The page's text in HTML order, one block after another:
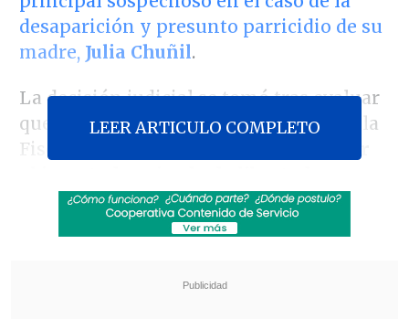
desaparición y presunto parricidio de su
madre, Julia Chuñil.
La decisión judicial se tomó tras evaluar
que los antecedentes presentados por la
Fiscalía son suficientes para
mientras se agotan los plazos de la
investigación
LEER ARTICULO COMPLETO